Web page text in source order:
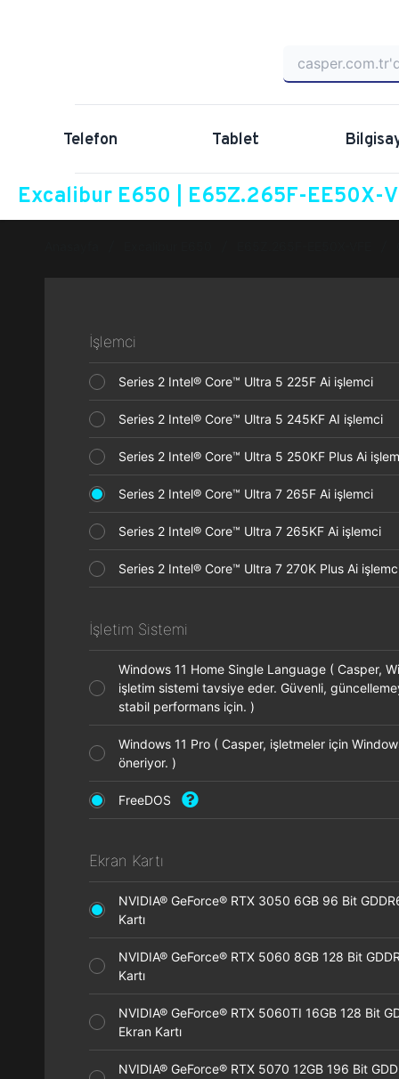
Telefon Tablet
Excalibur E650 | E65Z.265F-EE50X-
İşlemci
Series 2 Intel® Core™ Ultra 5 225F Ai işlemci
Series 2 Intel® Core™ Ultra 5 245KF AI işlemci
Series 2 Intel® Core™ Ultra 5 250KF Plus Ai
Series 2 Intel® Core™ Ultra 7 265F Ai işlemci
Series 2 Intel® Core™ Ultra 7 265KF Ai işlemci
Series 2 Intel® Core™ Ultra 7 270K Plus Ai
İşletim Sistemi
Windows 11 Home Single Language ( Casper,
işletim sistemi tavsiye eder. Güvenli,
stabil performans için. )
Windows 11 Pro ( Casper, işletmeler için
öneriyor. )
FreeDOS
Ekran Kartı
NVIDIA® GeForce® RTX 3050 6GB 96 Bit
Kartı
NVIDIA® GeForce® RTX 5060 8GB 128 Bit
Kartı
NVIDIA® GeForce® RTX 5060TI 16GB 128 Bit
Ekran Kartı
NVIDIA® GeForce® RTX 5070 12GB 196 Bit